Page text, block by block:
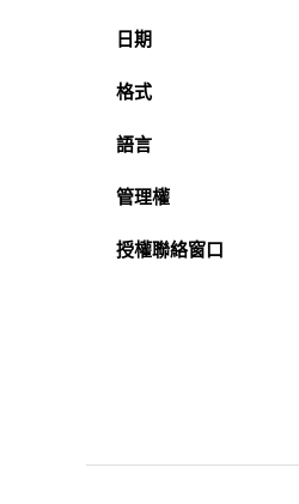
日期
格式
語言
管理權
授權聯絡窗口